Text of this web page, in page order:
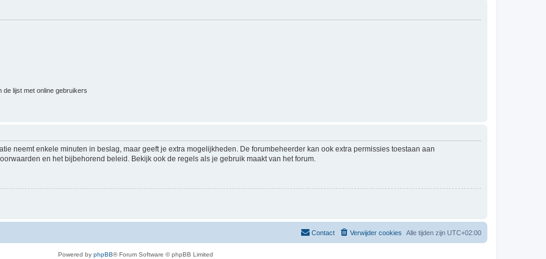
de lijst met online gebruikers
neemt enkele minuten in beslag, maar geeft je extra mogelijkheden. De forumbeheerder kan ook extra permissies toestaan aan
en het bijbehorend beleid. Bekijk ook de regels als je gebruik maakt van het forum.
Alle tijden zijn UTC+02:00
Verwijder cookies
Contact
Powered by phpBB® Forum Software © phpBB Limited